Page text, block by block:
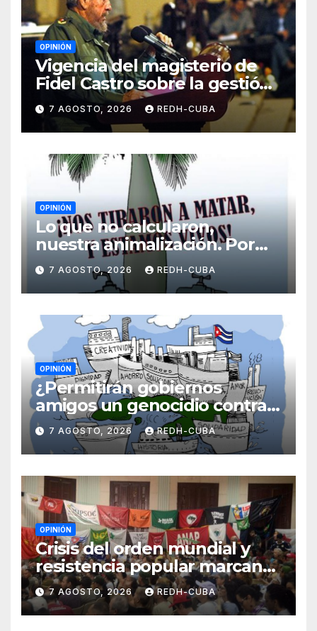
OPINIÓN
Vigencia del magisterio de
Fidel Castro sobre la gestión
del liderazgo revolucionario.
Por Jorge Luís Guach Estévez
7 AGOSTO, 2026 REDH-CUBA
OPINIÓN
Lo que no calcularon,
nuestra animalización. Por
Laidi Fernández de Juan
7 AGOSTO, 2026 REDH-CUBA
OPINIÓN
¿Permitirán gobiernos
amigos un genocidio contra
Cuba? Por Hedelberto López
Blanch
7 AGOSTO, 2026 REDH-CUBA
OPINIÓN
Crisis del orden mundial y
resistencia popular marcan
el inicio de la IV Asamblea
Continental de ALBA
Movimientos en Cuba
7 AGOSTO, 2026 REDH-CUBA